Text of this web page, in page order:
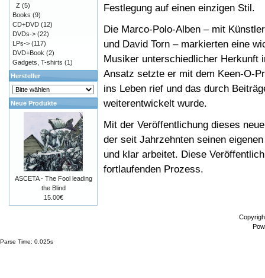
Festlegung auf einen einzigen Stil.
Die Marco-Polo-Alben – mit
und David Torn – markierten eine
Musiker unterschiedlicher Herkunft
Ansatz setzte er mit dem Keen-O-
ins Leben rief und das durch
weiterentwickelt wurde.
Mit der Veröffentlichung dieses
der seit Jahrzehnten seinen
und klar arbeitet. Diese
fortlaufenden Prozess.
Z (5)
Books (9)
CD+DVD (12)
DVDs-> (22)
LPs-> (117)
DVD+Book (2)
Gadgets, T-shirts (1)
Hersteller
Neue Produkte
ASCETA - The Fool leading
the Blind
15.00€
Parse Time: 0.025s